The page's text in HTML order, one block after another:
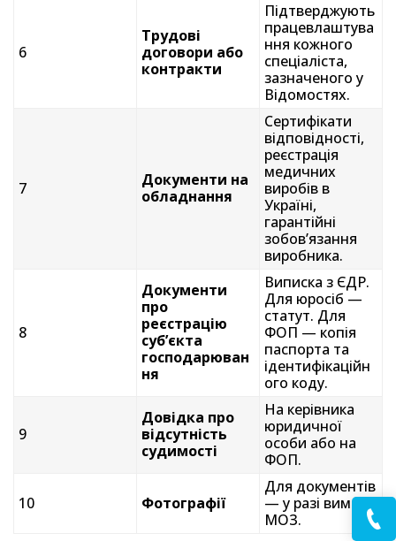
6
Трудові
договори або
контракти
Підтверджують
працевлаштува
ння кожного
спеціаліста,
зазначеного у
Відомостях.
7
Документи на
обладнання
Сертифікати
відповідності,
реєстрація
медичних
виробів в
Україні,
гарантійні
зобов’язання
виробника.
8
Документи
про
реєстрацію
суб’єкта
господарюван
ня
Виписка з ЄДР.
Для юросіб —
статут. Для
ФОП — копія
паспорта та
ідентифікаційн
ого коду.
9
Довідка про
відсутність
судимості
На керівника
юридичної
особи або на
ФОП.
10 Фотографії
Для документів
— у разі вимоги
МОЗ.